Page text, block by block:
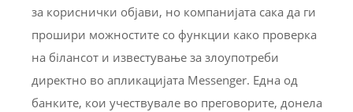
за кориснички објави, но компанијата сака да ги
прошири можностите со функции како проверка
на бiлансот и известување за злоупотреби
директно во апликацијата Messenger. Една од
банките, кои учествувале во преговорите, донела